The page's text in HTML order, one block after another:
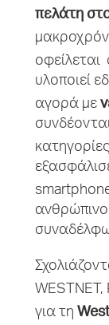
πελάτη
οφείλεται
υλοποιεί
αγορά με
για τη